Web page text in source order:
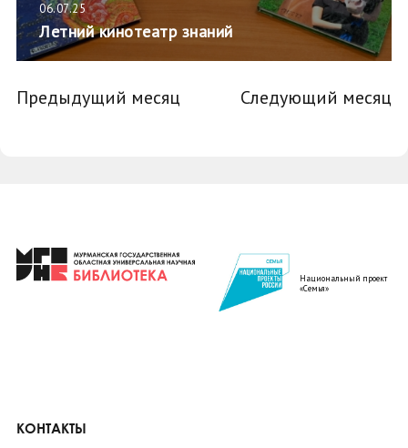
06.07.25
Летний кинотеатр знаний
Предыдущий месяц Следующий месяц
Национальный проект
«Семья»
КОНТАКТЫ